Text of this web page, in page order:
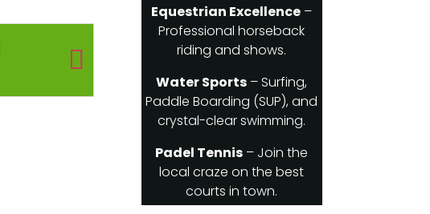
Equestrian Excellence –
Professional horseback
riding and shows.
Water Sports – Surfing,
Paddle Boarding (SUP), and
crystal-clear swimming.
Padel Tennis – Join the
local craze on the best
courts in town.